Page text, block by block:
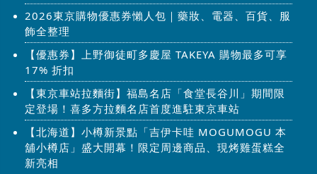
2026東京購物優惠券懶人包｜藥妝、電器、百貨、服
飾全整理
【優惠券】上野御徒町多慶屋 TAKEYA 購物最多可享
17% 折扣
【東京車站拉麵街】福島名店「食堂長谷川」期間限
定登場！喜多方拉麵名店首度進駐東京車站
【北海道】小樽新景點「吉伊卡哇 MOGUMOGU 本
舖小樽店」盛大開幕！限定周邊商品、現烤雞蛋糕全
新亮相